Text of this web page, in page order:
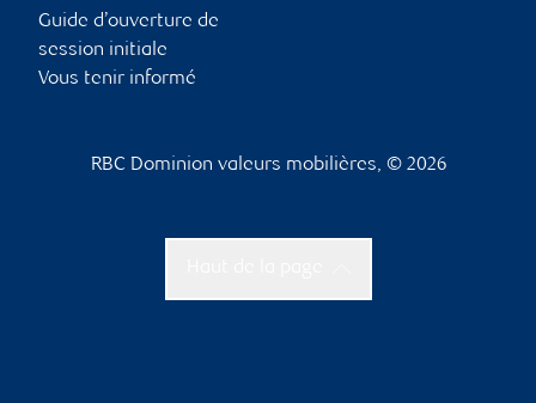
Guide d’ouverture de
session initiale
Vous tenir informé
RBC Dominion valeurs mobilières, © 2026